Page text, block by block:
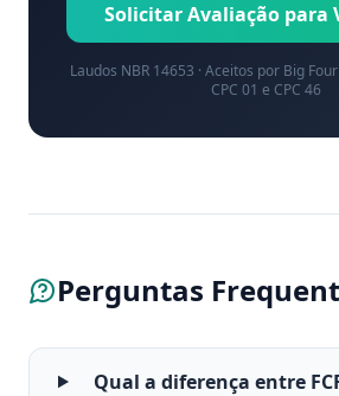
Solicitar Avaliação para
Laudos NBR 14653 · Aceitos por Big
CPC 01 e CPC 46
Perguntas
Qual a diferença entre